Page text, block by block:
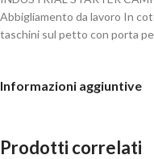
Abbigliamento da lavoro In
taschini sul petto con porta
Informazioni aggiuntive
Prodotti correlati